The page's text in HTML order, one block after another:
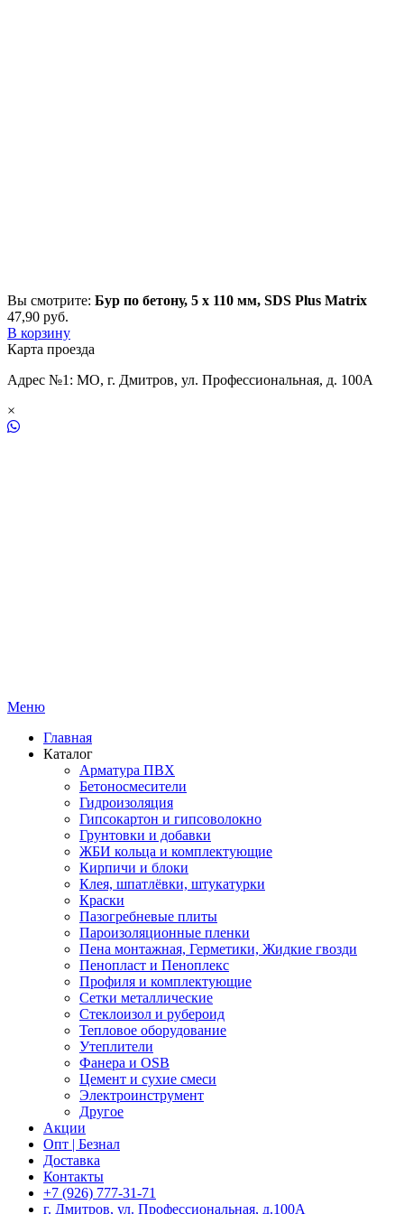
Вы смотрите: Бур по бетону, 5 x 110 мм, SDS Plus Matrix
47,90 руб.
В корзину
Карта проезда
Адрес №1: МО, г. Дмитров, ул. Профессиональная, д. 100А
×
Меню
Главная
Каталог
Арматура ПВХ
Бетоносмесители
Гидроизоляция
Гипсокартон и гипсоволокно
Грунтовки и добавки
ЖБИ кольца и комплектующие
Кирпичи и блоки
Клея, шпатлёвки, штукатурки
Краски
Пазогребневые плиты
Пароизоляционные пленки
Пена монтажная, Герметики, Жидкие гвозди
Пенопласт и Пеноплекс
Профиля и комплектующие
Сетки металлические
Стеклоизол и рубероид
Тепловое оборудование
Утеплители
Фанера и OSB
Цемент и сухие смеси
Электроинструмент
Другое
Акции
Опт | Безнал
Доставка
Контакты
+7 (926) 777-31-71
г. Дмитров, ул. Профессиональная, д.100А